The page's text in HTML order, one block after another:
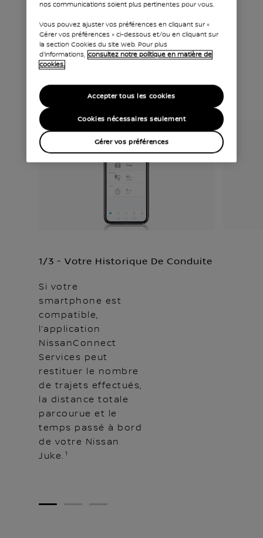
NissanConn
ect Services
RESTEZ CONNECTÉ
1/3 - Votre Historique De Conduite
Si votre
smartphone est
compatible,
l’application
NissanConnect
Services peut
restituer le nombre
de trajets effectués,
la distance totale
parcourue et le
temps passé à bord
de votre Nissan
Juke.¹
1 2 3
nos communications soient plus pertinentes pour vous.
Vous pouvez ajuster vos préférences en cliquant sur «
Gérer vos préférences » ci-dessous et/ou en cliquant sur
la section Cookies du site Web. Pour plus
d'informations, consultez notre politique en matière de
cookies.
Gérer vos préférences
Cookies nécessaires seulement
Accepter tous les cookies